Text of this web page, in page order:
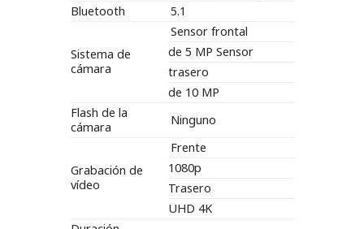
Bluetooth
5.1
Sistema de
cámara
Sensor frontal
de 5 MP Sensor
trasero
de 10 MP
Flash de la
cámara
Ninguno
Grabación de
vídeo
Frente
1080p
Trasero
UHD 4K